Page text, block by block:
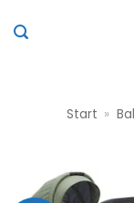
Inhalt
Start »